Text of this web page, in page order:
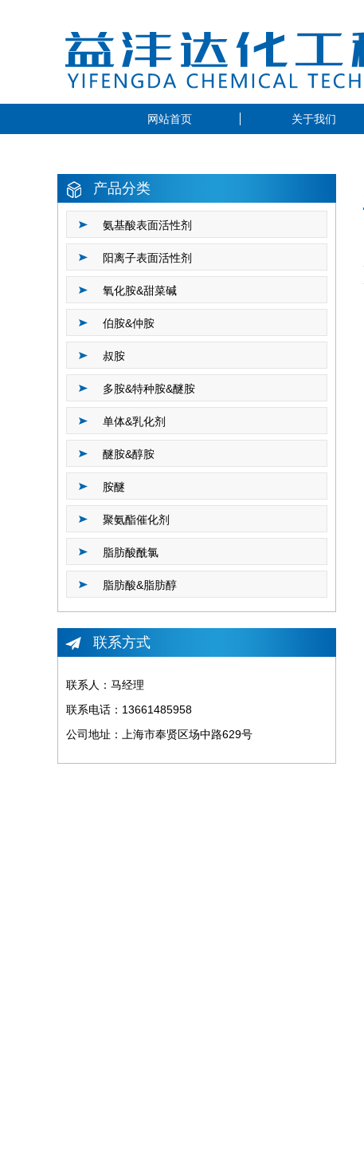
网站首页 关于我们
产品分类
氨基酸表面活性剂
阳离子表面活性剂
氧化胺&甜菜碱
伯胺&仲胺
叔胺
多胺&特种胺&醚胺
单体&乳化剂
醚胺&醇胺
胺醚
聚氨酯催化剂
脂肪酸酰氯
脂肪酸&脂肪醇
联系方式
联系人：马经理
联系电话：13661485958
公司地址：上海市奉贤区场中路629号